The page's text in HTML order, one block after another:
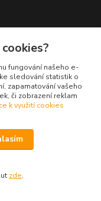
fungování našeho e-
sledování statistik o
zapamatování vašeho
či zobrazení reklam
k využití cookies
zde.